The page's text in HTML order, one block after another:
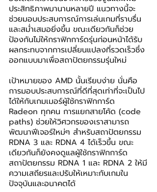
ประสิทธิภาพมานานหลายปี แนวทางนี้จะ
ช่วยมอบประสบการณ์การเล่นเกมที่ราบรื่น
และสม่ำเสมอยิ่งขึ้น ขณะเดียวกันก็ช่วย
ป้องกันไม่ให้กราฟิกการ์ดรุ่นก่อนหน้าได้รับ
ผลกระทบจากการเปลี่ยนแปลงที่รวดเร็วซึ่ง
ออกแบบมาเพื่อสถาปัตยกรรมรุ่นใหม่
เป้าหมายของ AMD นั้นเรียบง่าย นั่นคือ
การมอบประสบการณ์ที่ดีที่สุดเท่าที่จะเป็นไป
ได้ให้กับเกมเมอร์ผู้ใช้กราฟิกการ์ด
Radeon ทุกคน การแยกสายโค้ด (code
paths) ช่วยให้วิศวกรของเราสามารถ
พัฒนาฟีเจอร์ใหม่ๆ สำหรับสถาปัตยกรรม
RDNA 3 และ RDNA 4 ได้เร็วขึ้น ขณะ
เดียวกันก็ยังคงดูแลผู้ใช้กราฟิกการ์ด
สถาปัตยกรรม RDNA 1 และ RDNA 2 ให้มี
ความเสถียรและปรับให้เหมาะกับเกมใน
ปัจจุบันและอนาคตได้